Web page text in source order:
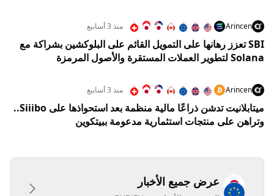
Arincen منذ 3 أسابيع
SBI تعزز رهانها على التمويل القائم على البلوكشين بشراكة مع
Solana لتطوير العملات المستقرة والأصول المرمزة
Arincen منذ 3 أسابيع
ميتابلانيت تدشن ذراعًا مالية منظمة بعد استحواذها على Siiibo..
وتراهن على منتجات استثمارية مدعومة ببيتكوين
عرض جميع الأخبار